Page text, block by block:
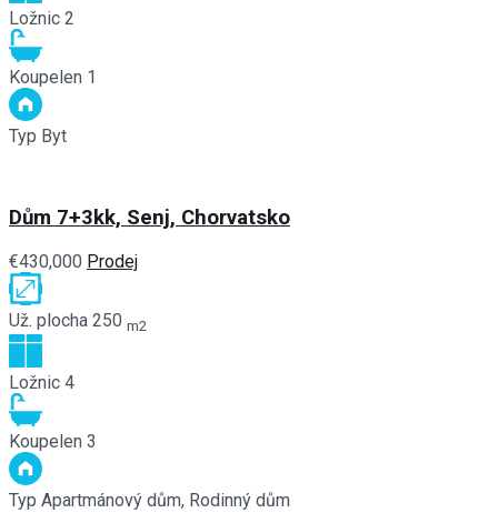
Ložnic 2
Koupelen 1
Typ Byt
Dům 7+3kk, Senj, Chorvatsko
€430,000 Prodej
Už. plocha 250 m2
Ložnic 4
Koupelen 3
Typ Apartmánový dům, Rodinný dům